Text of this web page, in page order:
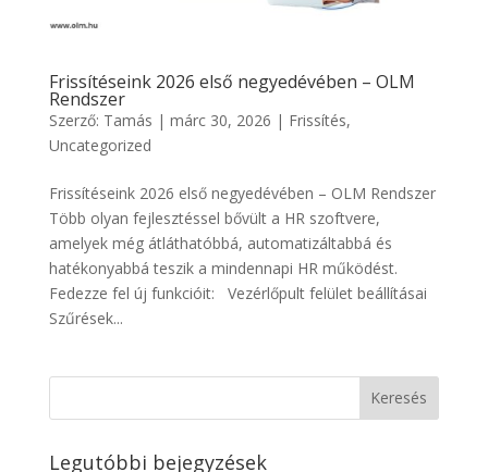
Frissítéseink 2026 első negyedévében – OLM
Rendszer
Szerző: Tamás | márc 30, 2026 | Frissítés,
Uncategorized
Frissítéseink 2026 első negyedévében – OLM Rendszer
Több olyan fejlesztéssel bővült a HR szoftvere,
amelyek még átláthatóbbá, automatizáltabbá és
hatékonyabbá teszik a mindennapi HR működést.
Fedezze fel új funkcióit: Vezérlőpult felület beállításai
Szűrések...
Legutóbbi bejegyzések